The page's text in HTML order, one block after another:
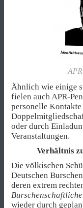
Ähnlich wie einige
fielen auch APR-
personelle Kontakte
oder durch
Veranstaltungen.
Verhältnis
Die völkischen
Deutschen
deren extrem
wieder durch